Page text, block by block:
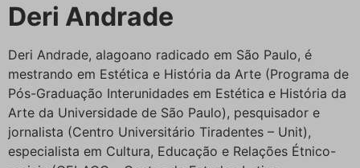
Deri Andrade
Deri Andrade, alagoano radicado em São Paulo, é
mestrando em Estética e História da Arte (Programa de
Pós-Graduação Interunidades em Estética e História da
Arte da Universidade de São Paulo), pesquisador e
jornalista (Centro Universitário Tiradentes – Unit),
especialista em Cultura, Educação e Relações Étnico-